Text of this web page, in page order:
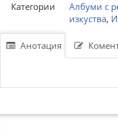
Категории
Албуми с
изкуства,
Анотация